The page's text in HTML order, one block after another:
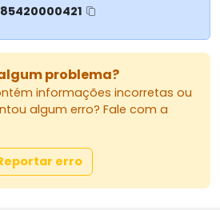
85420000421
problema?
informações incorretas ou
algum erro? Fale com a
erro